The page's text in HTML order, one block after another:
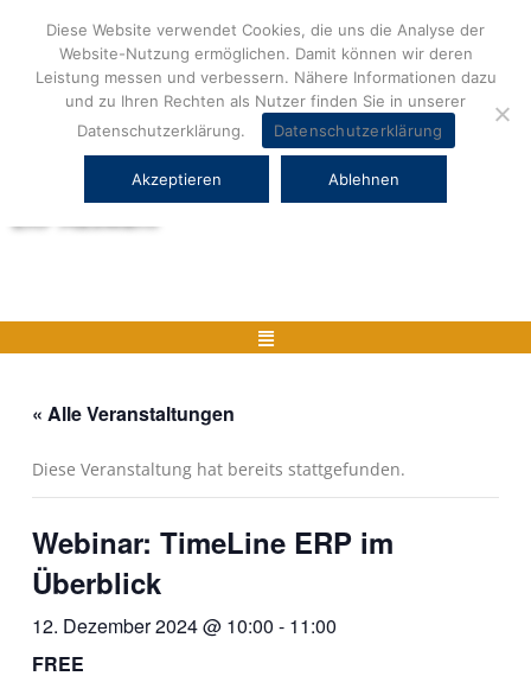
springen
Herstellerneutrale ERP Beratung und
Menü
« Alle Veranstaltungen
Diese Veranstaltung hat bereits stattgefunden.
Webinar: TimeLine ERP im
Überblick
12. Dezember 2024 @ 10:00 - 11:00
FREE
Diese Website verwendet Cookies, die uns die Analyse der
Website-Nutzung ermöglichen. Damit können wir deren
Leistung messen und verbessern. Nähere Informationen dazu
und zu Ihren Rechten als Nutzer finden Sie in unserer
Datenschutzerklärung.
Datenschutzerklärung
Akzeptieren Ablehnen